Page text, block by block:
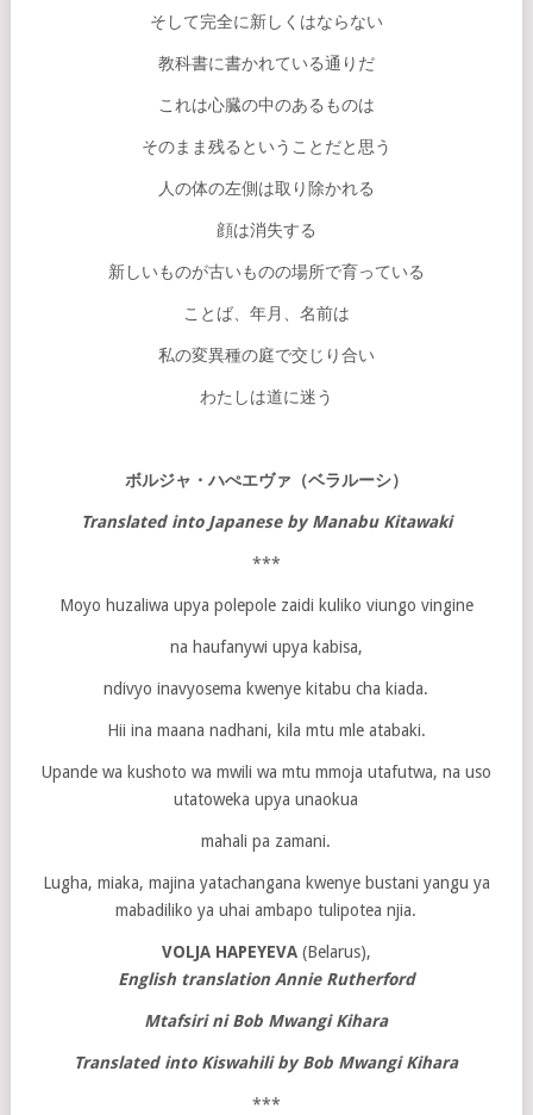
そして完全に新しくはならない
教科書に書かれている通りだ
これは心臓の中のあるものは
そのまま残るということだと思う
人の体の左側は取り除かれる
顔は消失する
新しいものが古いものの場所で育っている
ことば、年月、名前は
私の変異種の庭で交じり合い
わたしは道に迷う
ボルジャ・ハぺエヴァ（ベラルーシ）
Translated into Japanese by Manabu Kitawaki
***
Moyo huzaliwa upya polepole zaidi kuliko viungo vingine
na haufanywi upya kabisa,
ndivyo inavyosema kwenye kitabu cha kiada.
Hii ina maana nadhani, kila mtu mle atabaki.
Upande wa kushoto wa mwili wa mtu mmoja utafutwa, na uso
utatoweka upya unaokua
mahali pa zamani.
Lugha, miaka, majina yatachangana kwenye bustani yangu ya
mabadiliko ya uhai ambapo tulipotea njia.
VOLJA HAPEYEVA(Belarus),
English translation Annie Rutherford
Mtafsiri ni Bob Mwangi Kihara
Translated into Kiswahili by Bob Mwangi Kihara
***